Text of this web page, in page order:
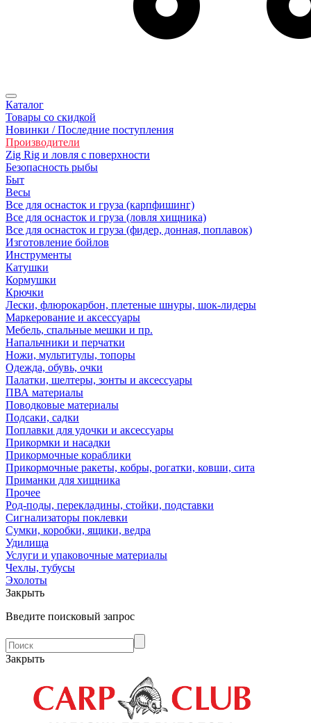
Каталог
Товары со скидкой
Новинки / Последние поступления
Производители
Zig Rig и ловля с поверхности
Безoпасность рыбы
Быт
Весы
Все для оснасток и груза (карпфишинг)
Все для оснасток и груза (ловля хищника)
Все для оснасток и груза (фидер, донная, поплавок)
Изготовление бойлов
Инструменты
Катушки
Кормушки
Крючки
Лески, флюрокарбон, плетеные шнуры, шок-лидеры
Маркерование и аксессуары
Мебель, спальные мешки и пр.
Напальчники и перчатки
Ножи, мультитулы, топоры
Одежда, обувь, очки
Палатки, шелтеры, зонты и аксессуары
ПВА материалы
Поводковые материалы
Подсаки, садки
Поплавки для удочки и аксессуары
Прикормки и насадки
Прикормочные кораблики
Прикормочные ракеты, кобры, рогатки, ковши, сита
Приманки для хищника
Прочее
Род-поды, перекладины, стойки, подставки
Сигнализаторы поклевки
Сумки, коробки, ящики, ведра
Удилища
Услуги и упаковочные материалы
Чехлы, тубусы
Эхолоты
Закрыть
Введите поисковый запрос
Закрыть